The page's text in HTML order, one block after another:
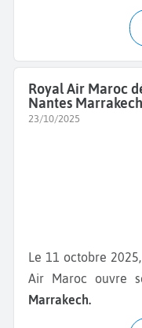
Royal Air Maroc
Nantes Marrakech
23/10/2025
Le 11 octobre 2025, la compagnie marocaine Royal
Air Maroc ouvre
Marrakech.